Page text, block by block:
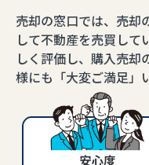
売却の窓口では、売却
して不動産を売買して
しく評価し、購入売却
様にも「大変ご満足」